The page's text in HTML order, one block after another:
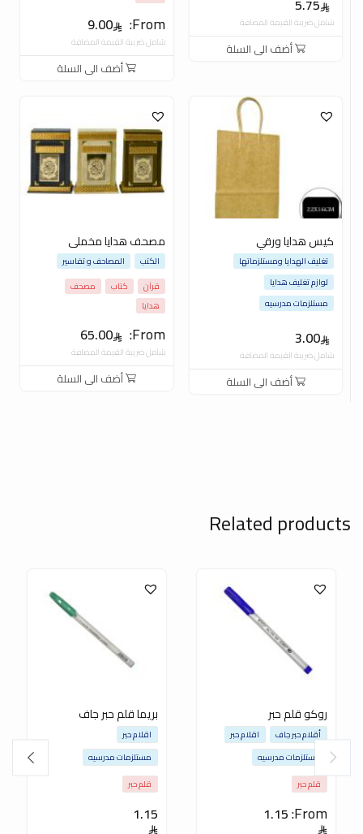
5.75
شامل ضريبة القيمة المضافة
أضف الى السلة
From:
9.00
شامل ضريبة القيمة المضافة
أضف الى السلة
كيس هدايا ورقي
3.00
تغليف الهدايا ومستلزماتها
لوازم تغليف هدايا
مستلزمات مدرسيه
شامل ضريبة القيمة المضافة
أضف الى السلة
مصحف هدايا مخملى
From:
65.00
الكتب
المصاحف و تفاسير
قرآن
كتاب
مصحف
هدايا
شامل ضريبة القيمة المضافة
أضف الى السلة
Related products
روكو قلم حبر
From:
1.15
أقلام حبر جاف
اقلام حبر
مستلزمات مدرسيه
قلم حبر
بريما قلم حبر جاف
1.15
اقلام حبر
مستلزمات مدرسيه
قلم حبر